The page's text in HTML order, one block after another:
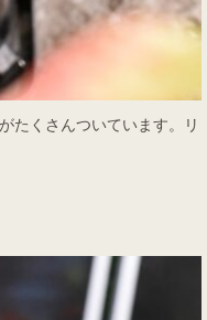
たくさんついています。リ